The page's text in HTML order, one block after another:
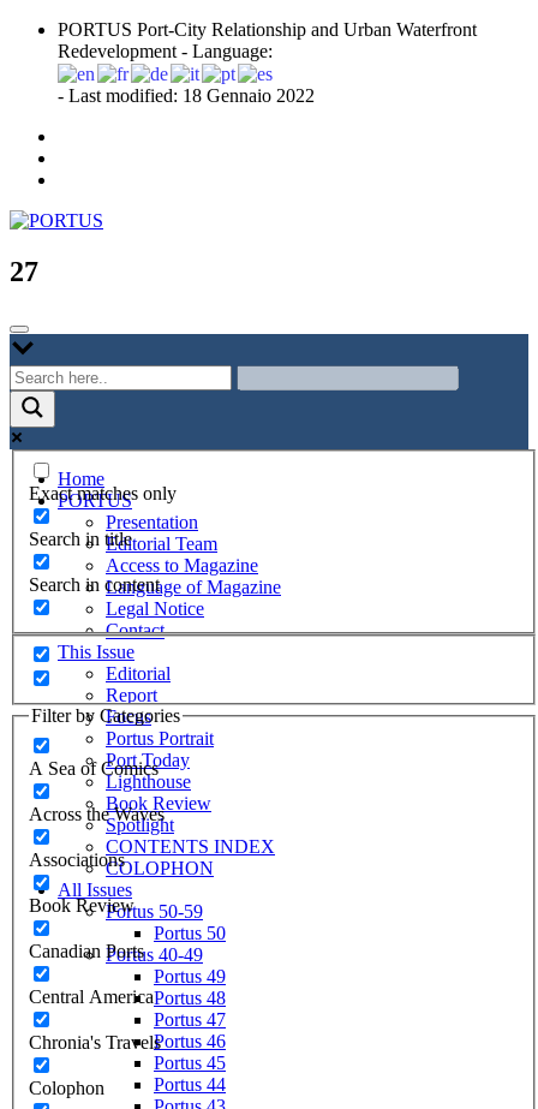
Skip
content
PORTUS Port-City Relationship and Urban Waterfront
Redevelopment - Language:
- Last modified: 18 Gennaio 2022
PORTUS
Port-city Relationship and Urban Waterfront Redevelopment
27
Exact matches only
Search in title
Search in content
Filter by Categories
A Sea of Comics
Across the Waves
Associations
Book Review
Canadian Ports
Central America
Chronia's Travels
Colophon
Home
PORTUS
Presentation
Editorial Team
Access to Magazine
Language of Magazine
Legal Notice
Contact
This Issue
Editorial
Report
Focus
Portus Portrait
Port Today
Lighthouse
Book Review
Spotlight
CONTENTS INDEX
COLOPHON
All Issues
Portus 50-59
Portus 50
Portus 40-49
Portus 49
Portus 48
Portus 47
Portus 46
Portus 45
Portus 44